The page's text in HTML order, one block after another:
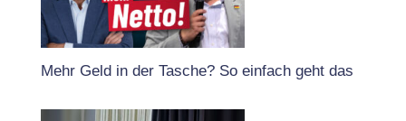
Mehr Geld in der Tasche? So einfach geht das